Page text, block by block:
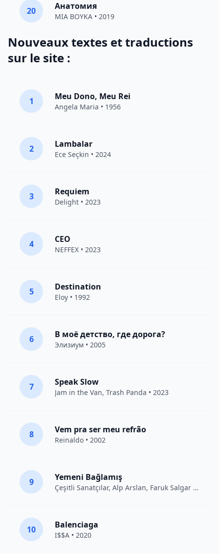
20 Анатомия
MIA BOYKA • 2019
Nouveaux textes et traductions
sur le site :
1 Meu Dono, Meu Rei
Angela Maria • 1956
2 Lambalar
Ece Seçkin • 2024
3 Requiem
Delight • 2023
4 CEO
NEFFEX • 2023
5 Destination
Eloy • 1992
6 В моё детство, где дорога?
Элизиум • 2005
7 Speak Slow
Jam in the Van, Trash Panda • 2023
8 Vem pra ser meu refrão
Reinaldo • 2002
9 Yemeni Bağlamış
Çeşitli Sanatçılar, Alp Arslan, Faruk Salgar • 2012
10 Balenciaga
I$$A • 2020